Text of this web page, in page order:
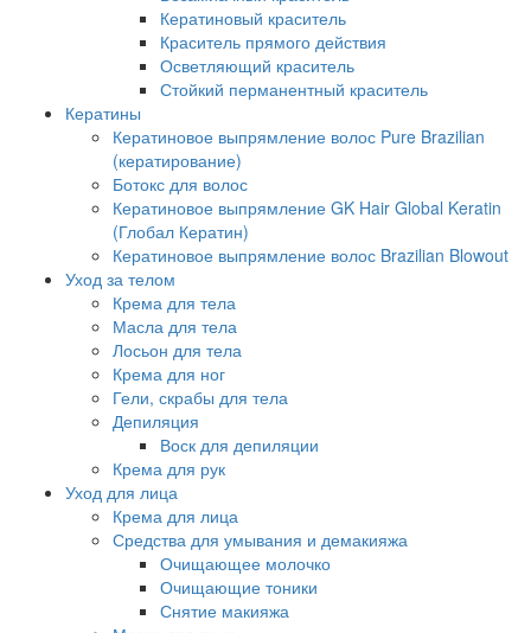
Кератиновый краситель
Краситель прямого действия
Осветляющий краситель
Стойкий перманентный краситель
Кератины
Кератиновое выпрямление волос Pure Brazilian
(кератирование)
Ботокс для волос
Кератиновое выпрямление GK Hair Global Keratin
(Глобал Кератин)
Кератиновое выпрямление волос Brazilian Blowout
Уход за телом
Крема для тела
Масла для тела
Лосьон для тела
Крема для ног
Гели, скрабы для тела
Депиляция
Воск для депиляции
Крема для рук
Уход для лица
Крема для лица
Средства для умывания и демакияжа
Очищающее молочко
Очищающие тоники
Снятие макияжа